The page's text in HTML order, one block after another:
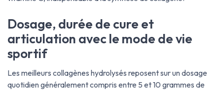
Dosage, durée de cure et
articulation avec le mode de vie
sportif
Les meilleurs collagènes hydrolysés reposent sur un dosage
quotidien généralement compris entre 5 et 10 grammes de